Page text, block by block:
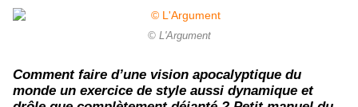
© L'Argument
Comment faire d’une vision apocalyptique du
monde un exercice de style aussi dynamique et